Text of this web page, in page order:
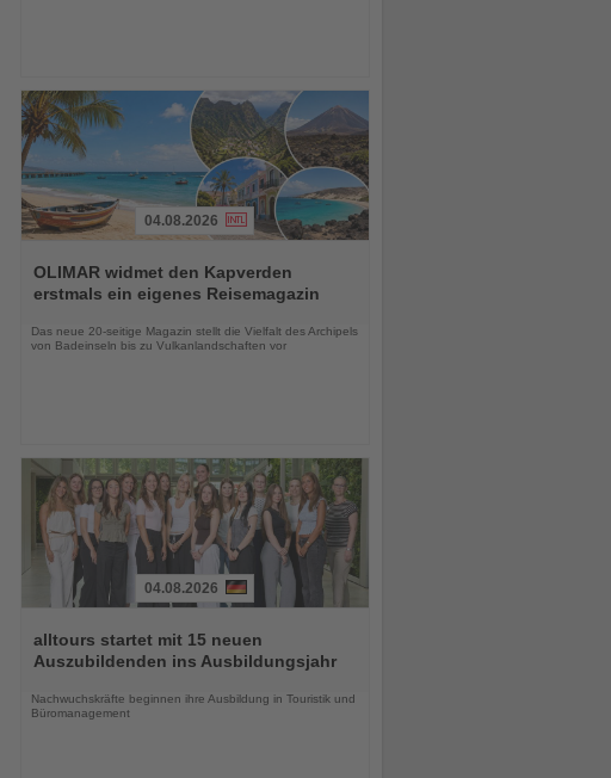
Sie
die
04.08.2026
OLIMAR widmet den Kapverden
erstmals ein eigenes Reisemagazin
Das neue 20-seitige Magazin stellt die Vielfalt des Archipels
von Badeinseln bis zu Vulkanlandschaften vor
Sie
die
04.08.2026
alltours startet mit 15 neuen
Auszubildenden ins Ausbildungsjahr
Nachwuchskräfte beginnen ihre Ausbildung in Touristik und
Büromanagement